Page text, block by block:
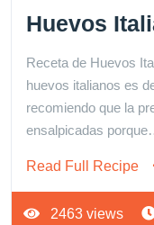
Huevos
Receta de Huevos
huevos italianos es
recomiendo que la
ensalpicadas
Read Full Recipe
2463 views